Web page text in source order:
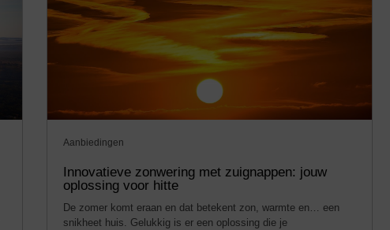
Aanbiedingen
Innovatieve zonwering met zuignappen: jouw
oplossing voor hitte
De zomer komt eraan en dat betekent zon, warmte en… een
snikheet huis. Gelukkig is er een oplossing die je